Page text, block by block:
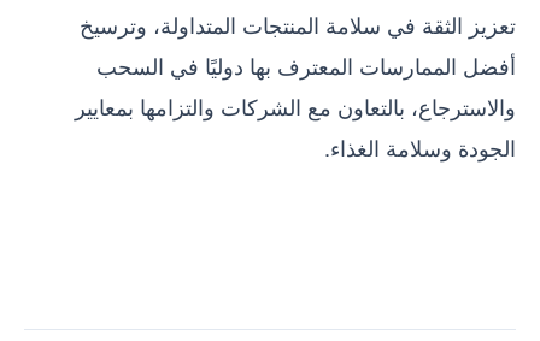
تعزيز الثقة في سلامة المنتجات المتداولة، وترسيخ
أفضل الممارسات المعترف بها دوليًا في السحب
والاسترجاع، بالتعاون مع الشركات والتزامها بمعايير
الجودة وسلامة الغذاء.